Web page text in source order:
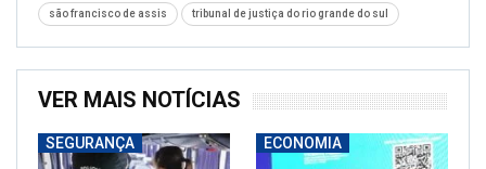
são francisco de assis tribunal de justiça do rio grande do sul
VER MAIS NOTÍCIAS
SEGURANÇA ECONOMIA